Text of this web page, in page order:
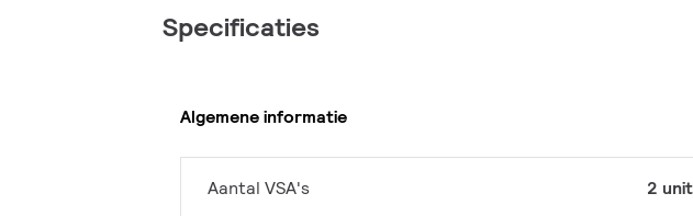
Specificaties
Algemene informatie
Aantal VSA's 2